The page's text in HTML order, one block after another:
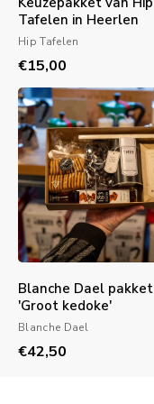
Hip Tafelen
Tafelen in Heerlen
€15,00
Blanche Dael
Blanche Dael pakket
'Groot kedoke'
€42,50